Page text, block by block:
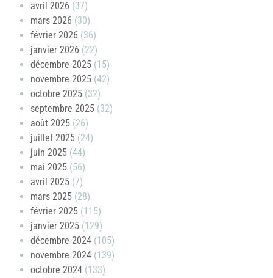
avril 2026 (37)
mars 2026 (30)
février 2026 (36)
janvier 2026 (22)
décembre 2025 (15)
novembre 2025 (42)
octobre 2025 (32)
septembre 2025 (32)
août 2025 (26)
juillet 2025 (24)
juin 2025 (44)
mai 2025 (56)
avril 2025 (7)
mars 2025 (28)
février 2025 (115)
janvier 2025 (129)
décembre 2024 (105)
novembre 2024 (139)
octobre 2024 (133)